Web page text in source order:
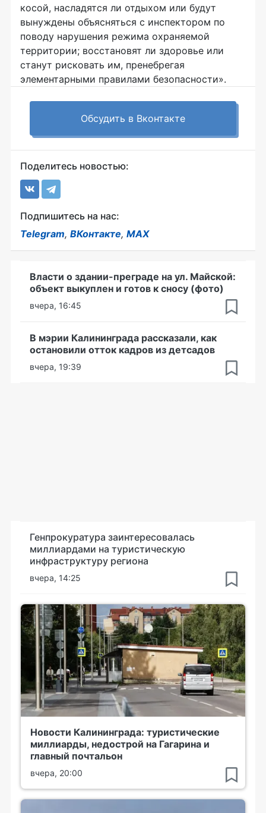
косой, насладятся ли отдыхом или будут
вынуждены объясняться с инспектором по
поводу нарушения режима охраняемой
территории; восстановят ли здоровье или
станут рисковать им, пренебрегая
элементарными правилами безопасности».
Обсудить в Вконтакте
Поделитесь новостью:
Подпишитесь на нас:
Telegram, ВКонтакте, MAX
Власти о здании-преграде на ул. Майской:
объект выкуплен и готов к сносу (фото)
вчера, 16:45
В мэрии Калининграда рассказали, как
остановили отток кадров из детсадов
вчера, 19:39
Генпрокуратура заинтересовалась
миллиардами на туристическую
инфраструктуру региона
вчера, 14:25
Новости Калининграда: туристические
миллиарды, недострой на Гагарина и
главный почтальон
вчера, 20:00